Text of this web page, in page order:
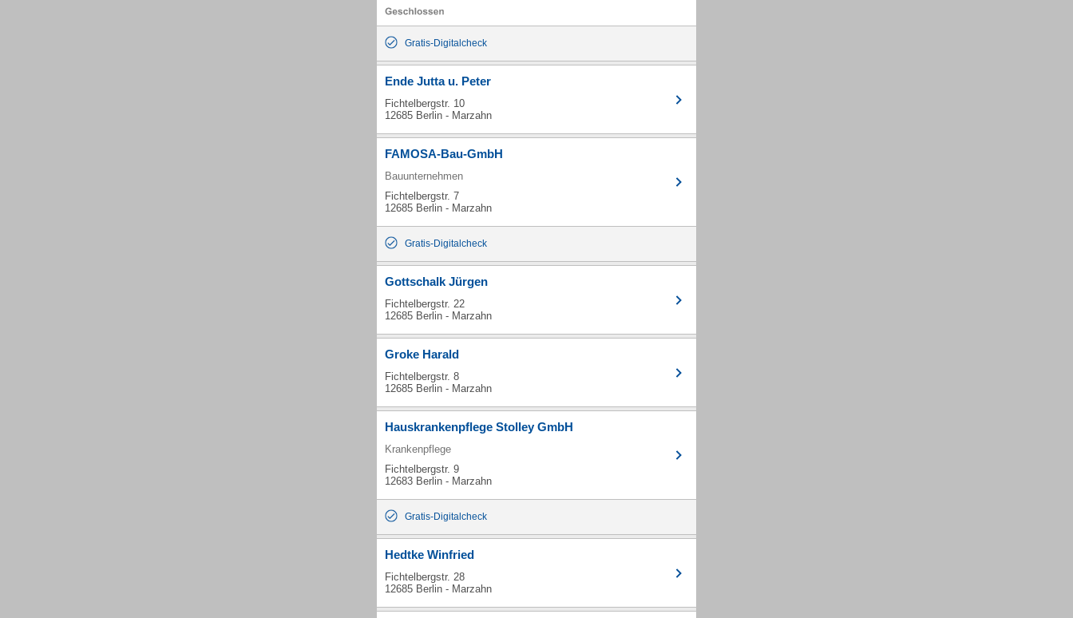
Gratis-Digitalcheck
Ende Jutta u. Peter
Fichtelbergstr. 10
12685 Berlin - Marzahn
FAMOSA-Bau-GmbH
Bauunternehmen
Fichtelbergstr. 7
12685 Berlin - Marzahn
Gratis-Digitalcheck
Gottschalk Jürgen
Fichtelbergstr. 22
12685 Berlin - Marzahn
Groke Harald
Fichtelbergstr. 8
12685 Berlin - Marzahn
Hauskrankenpflege Stolley GmbH
Krankenpflege
Fichtelbergstr. 9
12683 Berlin - Marzahn
Gratis-Digitalcheck
Hedtke Winfried
Fichtelbergstr. 28
12685 Berlin - Marzahn